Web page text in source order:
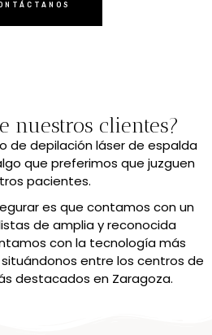
nuestros clientes?
de depilación láser de espalda
que preferimos que juzguen
pacientes.
es que contamos con un
de amplia y reconocida
con la tecnología más
entre los centros de
destacados en Zaragoza.